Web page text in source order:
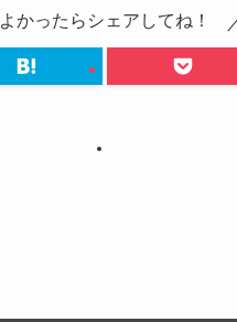
よかったらシェアしてね！